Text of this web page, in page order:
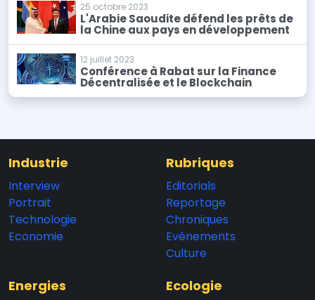
25 octobre 2023
L'Arabie Saoudite défend les prêts de
la Chine aux pays en développement
12 juillet 2023
Conférence à Rabat sur la Finance
Décentralisée et le Blockchain
Industrie
Interview
Portrait
Technologie
Economie
Rubriques
Editorials
Reportage
Chroniques
Evénements
Culture
Energies Ecologie